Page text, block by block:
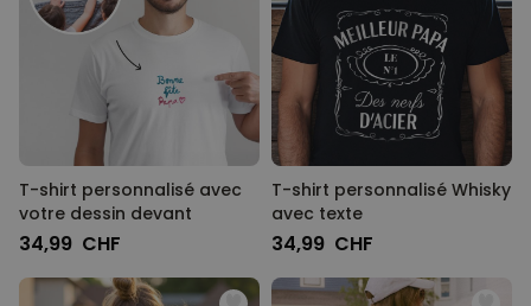
T-shirt personnalisé avec
votre dessin devant
34,99 CHF
T-shirt personnalisé Whisky
avec texte
34,99 CHF